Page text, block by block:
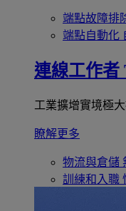
端點故障排
端點自動化
連線工作者
工業擴增實境極
瞭解更多
物流與倉儲
訓練和入職